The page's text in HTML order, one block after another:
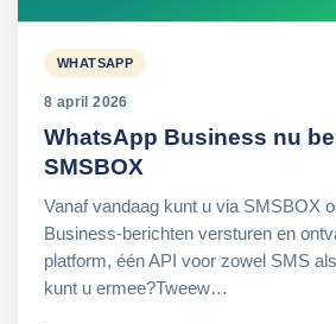
WHATSAPP
8 april 2026
WhatsApp Business nu
SMSBOX
Vanaf vandaag kunt u via SMSBOX
Business-berichten versturen en
platform, één API voor zowel SMS
kunt u ermee?Tweew…